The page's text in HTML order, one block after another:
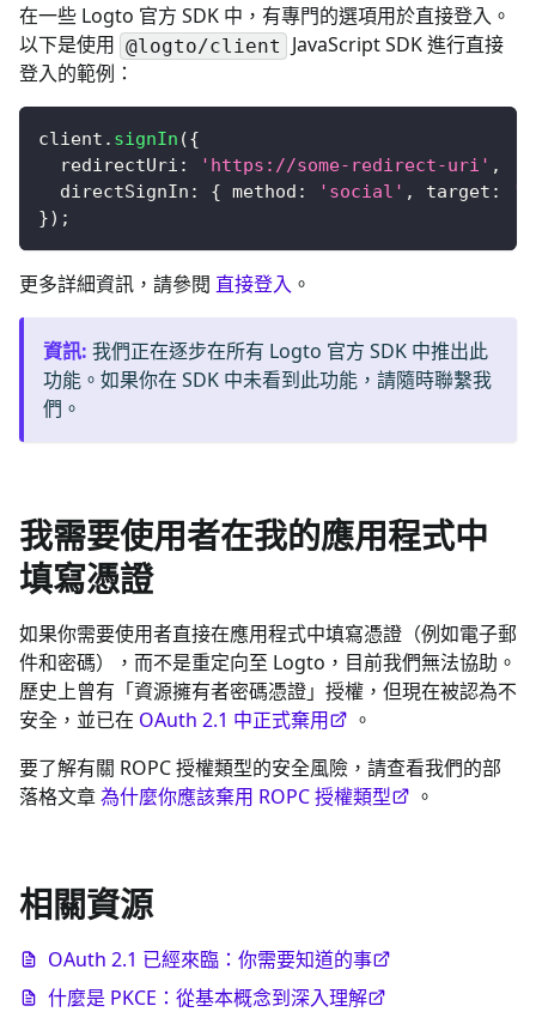
在一些 Logto 官方 SDK 中，有專門的選項用於直接登入。
以下是使用 @logto/client
JavaScript SDK 進行直接
登入的範例：
client . signIn ({
  redirectUri
: 'https://some-redirect-uri' ,
  directSignIn
: { method : 'social' , target :
}) ;
更多詳細資訊，請參閱 直接登入 。
資訊: 我們正在逐步在所有 Logto 官方 SDK 中推出此
功能。如果你在 SDK 中未看到此功能，請隨時聯繫我
們。
我需要使用者在我的應用程式中
填寫憑證
如果你需要使用者直接在應用程式中填寫憑證（例如電子郵
件和密碼），而不是重定向至 Logto，目前我們無法協助。
歷史上曾有「資源擁有者密碼憑證」授權，但現在被認為不
安全，並已在 OAuth 2.1 中正式棄用
。
要了解有關 ROPC 授權類型的安全風險，請查看我們的部
落格文章為什麼你應該棄用 ROPC 授權類型 。
相關資源
OAuth 2.1 已經來臨：你需要知道的事
什麼是 PKCE：從基本概念到深入理解